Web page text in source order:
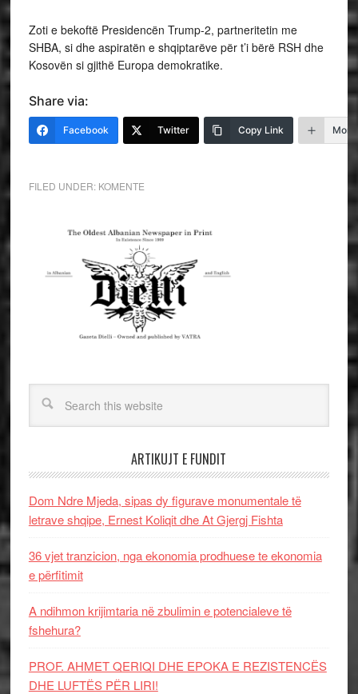
Zoti e bekoftë Presidencën Trump-2, partneritetin me
SHBA, si dhe aspiratën e shqiptarëve për t’i bërë RSH dhe
Kosovën si gjithë Europa demokratike.
Share via:
Facebook Twitter Copy Link More
FILED UNDER: KOMENTE
ARTIKUJT E FUNDIT
Dom Ndre Mjeda, sipas dy figurave monumentale të
letrave shqipe, Ernest Koliqit dhe At Gjergj Fishta
36 vjet tranzicion, nga ekonomia prodhuese te ekonomia
e përfitimit
A ndihmon krijimtaria në zbulimin e potencialeve të
fshehura?
PROF. AHMET QERIQI DHE EPOKA E REZISTENCЁS
DHE LUFTЁS PЁR LIRI!